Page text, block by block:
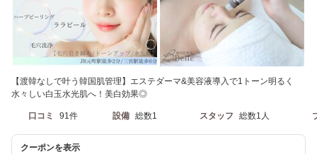
【渡韓なしで叶う韓国肌管理】エステダーマ&美容液導入で1トーン明るく
水々しい白玉水光肌へ！美白効果◎
口コミ 91件 設備 総数1 スタッフ 総数1人
クーポンを表示